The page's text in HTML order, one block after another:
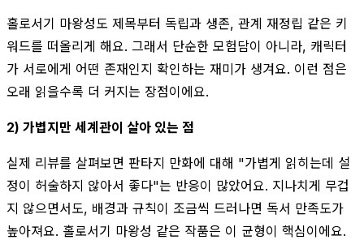
홀로서기 마왕성도 제목부터 독립과 생존, 관계 재정립 같은 키
워드를 떠올리게 해요. 그래서 단순한 모험담이 아니라, 캐릭터
가 서로에게 어떤 존재인지 확인하는 재미가 생겨요. 이런 점은
오래 읽을수록 더 커지는 장점이에요.
2) 가볍지만 세계관이 살아 있는 점
실제 리뷰를 살펴보면 판타지 만화에 대해 "가볍게 읽히는데 설
정이 허술하지 않아서 좋다"는 반응이 많았어요. 지나치게 무겁
지 않으면서도, 배경과 규칙이 조금씩 드러나면 독서 만족도가
높아져요. 홀로서기 마왕성 같은 작품은 이 균형이 핵심이에요.